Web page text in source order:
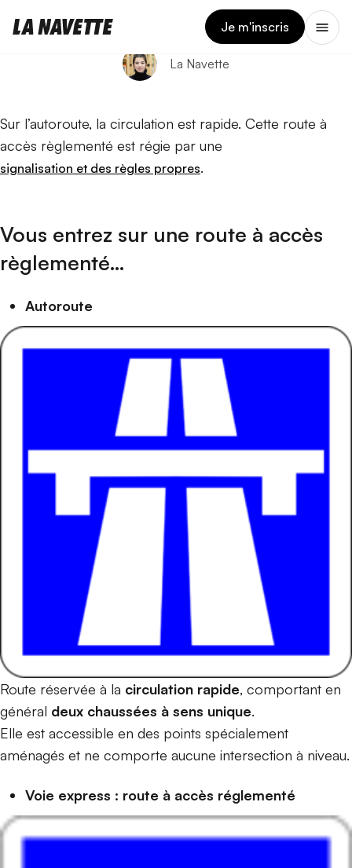
Je m'inscris
Route à accès règlementé
La Navette
Sur l’autoroute, la circulation est rapide. Cette route à
accès règlementé est régie par une
signalisation et des règles propres.
Vous entrez sur une route à accès
règlementé…
Autoroute
Route réservée à la circulation rapide, comportant en
général deux chaussées à sens unique.
Elle est accessible en des points spécialement
aménagés et ne comporte aucune intersection à niveau.
Voie express : route à accès réglementé